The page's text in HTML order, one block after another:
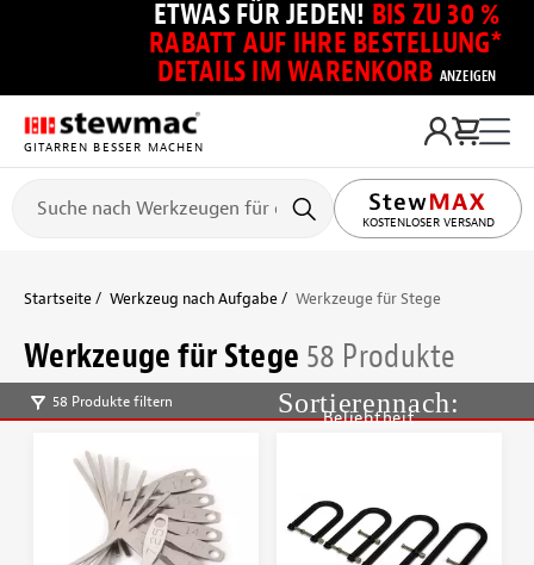
ETWAS FÜR JEDEN! BIS ZU 30 %
RABATT AUF IHRE BESTELLUNG*
DETAILS IM WARENKORB ANZEIGEN
GITARREN BESSER MACHEN
KOSTENLOSER VERSAND
Startseite Werkzeug nach Aufgabe Werkzeuge für Stege
Werkzeuge für Stege 58 Produkte
58 Produkte filtern
Beliebtheit